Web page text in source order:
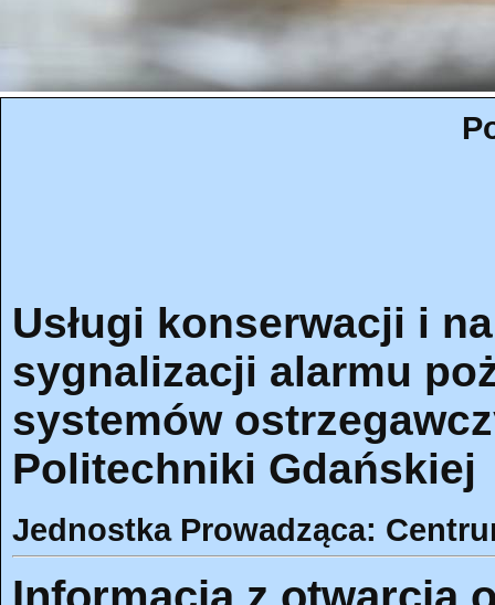
Usługi konserwacji i
sygnalizacji alarmu
systemów
Politechniki Gdańskiej
Jednostka Prowadząca: